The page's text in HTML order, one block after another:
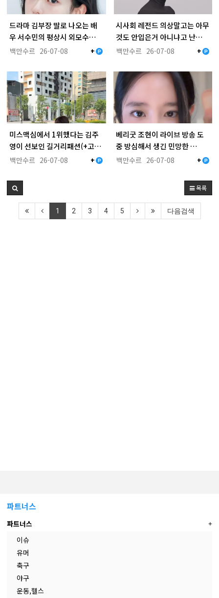
드라마 김부장 딸로 나오는 배
우 서수민의 평상시 외모수…
백만수르 26-07-08 +
시사회 레전드 의상말고는 아무
것도 안입은거 아니냐고 난…
백만수르 26-07-08 +
미스맥심에서 1위했다는 김주
영이 선보인 길거리패션(+고…
백만수르 26-07-08 +
베리굿 조현이 라이브 방송 도
중 방심해서 생긴 민망한 …
백만수르 26-07-08 +
목록
1 2 3 4 5 다음검색
파트너스
파트너스
이슈
유머
축구
야구
운동,헬스